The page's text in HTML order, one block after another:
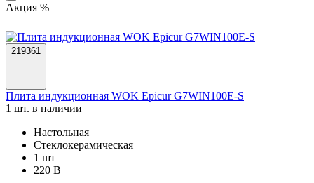
Акция %
219361
Плита индукционная WOK Epicur G7WIN100E-S
1 шт. в наличии
Настольная
Стеклокерамическая
1 шт
220 В